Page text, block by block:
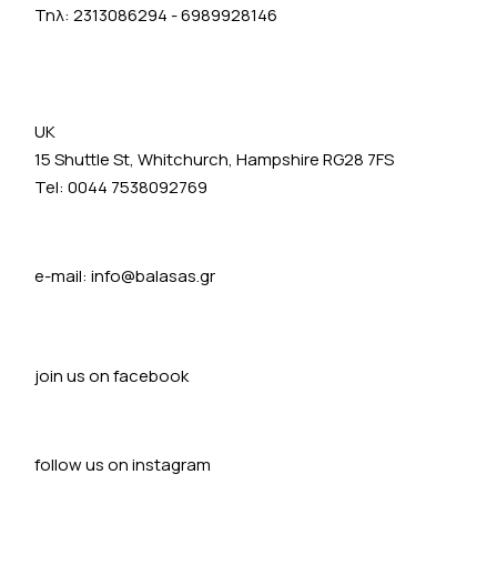
Τηλ:2313086294 -6989928146
UK
15 Shuttle St, Whitchurch, Hampshire RG28 7FS
Tel: 0044 7538092769
e-mail:info@balasas.gr
join us on facebook
follow us on instagram